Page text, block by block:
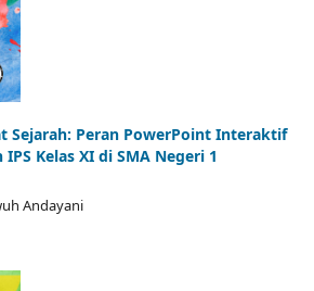
Sejarah: Peran PowerPoint Interaktif
Kelas XI di SMA Negeri 1
Andayani